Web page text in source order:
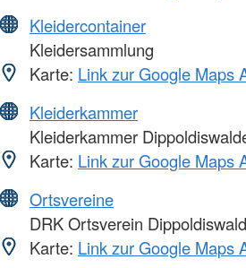
Kleidercontainer
Kleidersammlung
Karte: Link zur Google Maps
Kleiderkammer
Kleiderkammer
Karte: Link zur Google Maps
Ortsvereine
DRK Ortsverein
Karte: Link zur Google Maps